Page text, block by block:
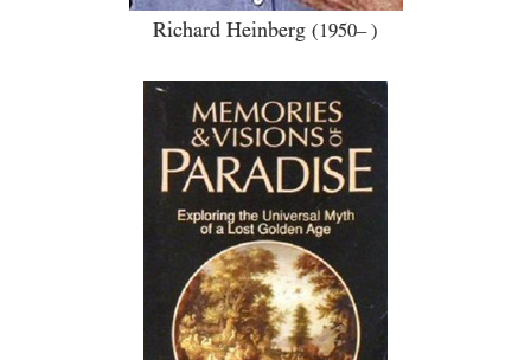
Richard Heinberg (1950– )